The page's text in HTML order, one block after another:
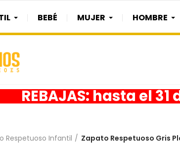
BEBÉ MUJER HOMBRE
REBAJAS: hasta el
Respetuoso Infantil Zapato Respetuoso Gris